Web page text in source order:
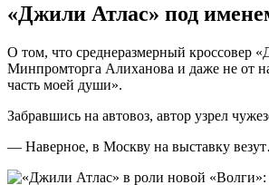
«Джили Атлас» под
О том, что среднеразмерный кроссовер
Минпромторга Алиханова и даже не от
часть моей души».
Забравшись на автовоз, автор узрел
— Наверное, в Москву на выставку